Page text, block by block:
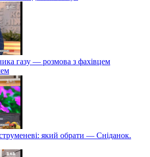
газу — розмова з фахівцем
який обрати — Сніданок.